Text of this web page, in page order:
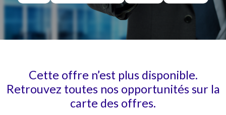
Cette offre n’est plus disponible.
Retrouvez toutes nos opportunités sur la
carte des offres.